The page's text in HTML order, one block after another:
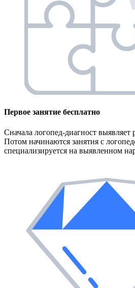
Первое занятие бесплатно
Сначала логопед-диагност
Потом начинаются занятия с
специализируется на выявленном